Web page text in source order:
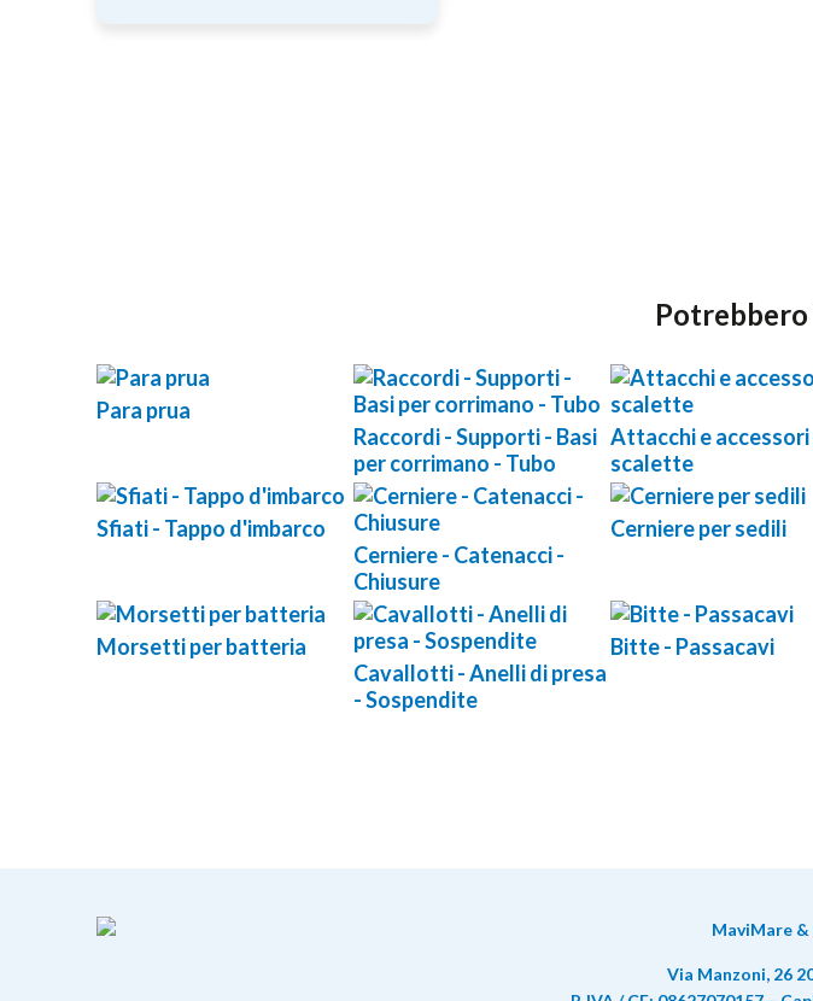
Para prua
Raccordi - Supporti - Basi
per corrimano - Tubo
Attacchi e accessori
scalette
Sfiati - Tappo d'imbarco
Cerniere - Catenacci -
Chiusure
Cerniere per sedili
Morsetti per batteria
Cavallotti - Anelli di presa
- Sospendite
Bitte - Passacavi
MaviMare &
Via Manzoni, 26